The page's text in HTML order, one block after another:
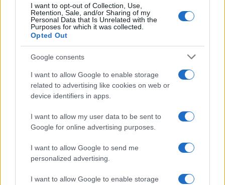
I want to opt-out of Collection, Use,
Retention, Sale, and/or Sharing of my
Personal Data that Is Unrelated with the
Purposes for which it was collected.
Opted Out
Google consents
I want to allow Google to enable storage
related to advertising like cookies on web or
device identifiers in apps.
I want to allow my user data to be sent to
Google for online advertising purposes.
I want to allow Google to send me
personalized advertising.
I want to allow Google to enable storage
Zalando Visionary Award: INSTITUTION di Galib
Gassanoff vince a Copenhagen
Cristian Castiglioni · 7 Ago 2026
OFFERTE&CONSIGLI